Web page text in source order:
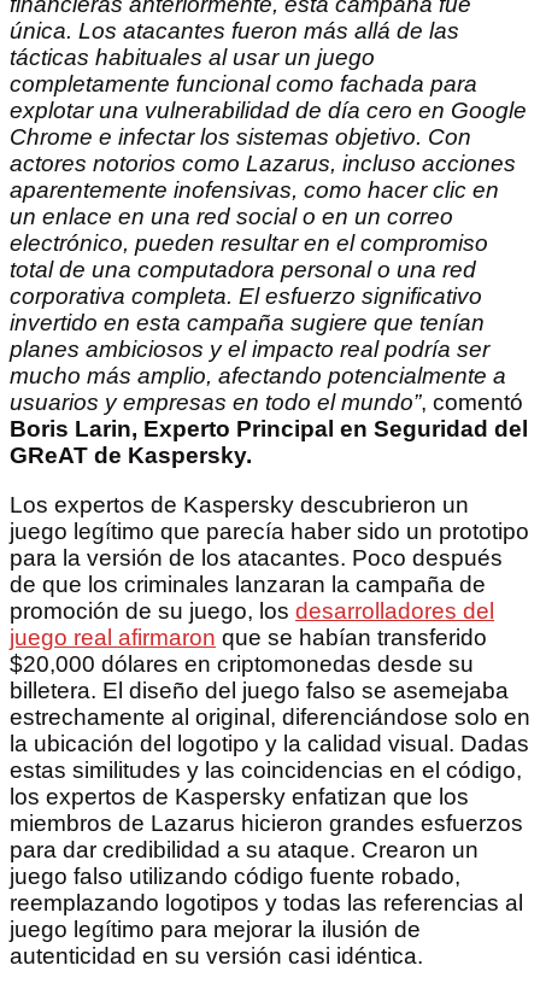
única. Los atacantes fueron más allá de las
tácticas habituales al usar un juego
completamente funcional como fachada para
explotar una vulnerabilidad de día cero en Google
Chrome e infectar los sistemas objetivo. Con
actores notorios como Lazarus, incluso acciones
aparentemente inofensivas, como hacer clic en
un enlace en una red social o en un correo
electrónico, pueden resultar en el compromiso
total de una computadora personal o una red
corporativa completa. El esfuerzo significativo
invertido en esta campaña sugiere que tenían
planes ambiciosos y el impacto real podría ser
mucho más amplio, afectando potencialmente a
usuarios y empresas en todo el mundo”, comentó
Boris Larin, Experto Principal en Seguridad del
GReAT de Kaspersky.
Los expertos de Kaspersky descubrieron un
juego legítimo que parecía haber sido un prototipo
para la versión de los atacantes. Poco después
de que los criminales lanzaran la campaña de
promoción de su juego, los desarrolladores del
juego real afirmaron que se habían transferido
$20,000 dólares en criptomonedas desde su
billetera. El diseño del juego falso se asemejaba
estrechamente al original, diferenciándose solo en
la ubicación del logotipo y la calidad visual. Dadas
estas similitudes y las coincidencias en el código,
los expertos de Kaspersky enfatizan que los
miembros de Lazarus hicieron grandes esfuerzos
para dar credibilidad a su ataque. Crearon un
juego falso utilizando código fuente robado,
reemplazando logotipos y todas las referencias al
juego legítimo para mejorar la ilusión de
autenticidad en su versión casi idéntica.